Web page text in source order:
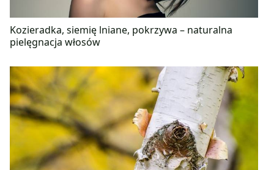
Kozieradka, siemię lniane, pokrzywa – naturalna
pielęgnacja włosów